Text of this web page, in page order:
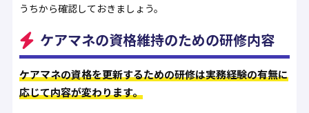
うちから確認しておきましょう。
ケアマネの資格維持のための研修内容
ケアマネの資格を更新するための研修は実務経験の有無に
応じて内容が変わります。